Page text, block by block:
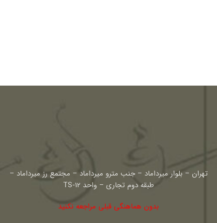
تهران – بلوار میرداماد – جنب مترو میرداماد – مجتمع رز میرداماد –
طبقه دوم تجاری – واحد TS-12
بدون هماهنگی قبلی مراجعه نکنید